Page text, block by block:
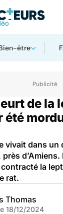
être
Maladies infectieuses
de la
été
vivait dans un
la
rat.
Thomas
18/12/2024